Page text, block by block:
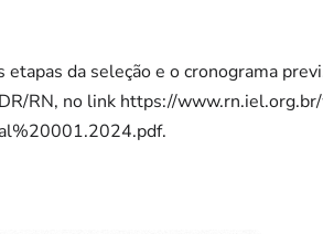
da seleção e o cronograma
RN, no link https://